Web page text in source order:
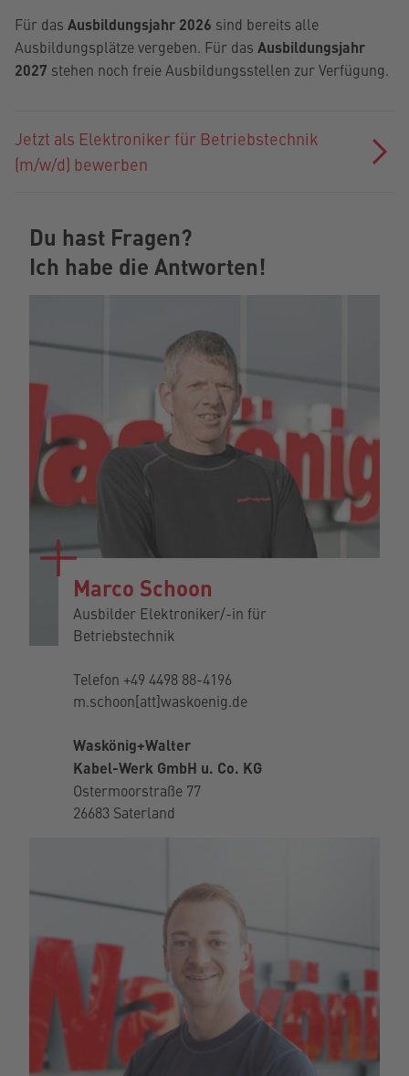
Für das Ausbildungsjahr 2026 sind bereits alle
Ausbildungsplätze vergeben. Für das Ausbildungsjahr
2027 stehen noch freie Ausbildungsstellen zur Verfügung.
Jetzt als Elektroniker für Betriebstechnik
(m/w/d) bewerben
Du hast Fragen?
Ich habe die Antworten!
Marco Schoon
Ausbilder Elektroniker/-in für
Betriebstechnik
Telefon +49 4498 88-4196
m.schoon[att]waskoenig.de
Waskönig+Walter
Kabel-Werk GmbH u. Co. KG
Ostermoorstraße 77
26683 Saterland